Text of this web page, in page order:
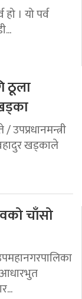
। यो पर्व
ठूला
खड्काले
चाँसो
आधारभुत